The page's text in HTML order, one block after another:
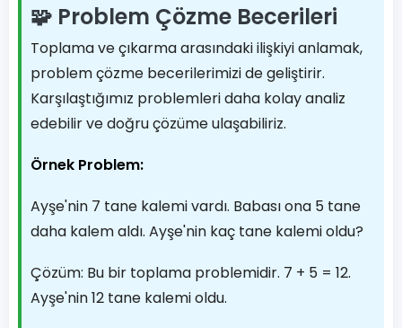
🧩 Problem Çözme Becerileri
Toplama ve çıkarma arasındaki ilişkiyi anlamak,
problem çözme becerilerimizi de geliştirir.
Karşılaştığımız problemleri daha kolay analiz
edebilir ve doğru çözüme ulaşabiliriz.
Örnek Problem:
Ayşe'nin 7 tane kalemi vardı. Babası ona 5 tane
daha kalem aldı. Ayşe'nin kaç tane kalemi oldu?
Çözüm: Bu bir toplama problemidir. 7 + 5 = 12.
Ayşe'nin 12 tane kalemi oldu.